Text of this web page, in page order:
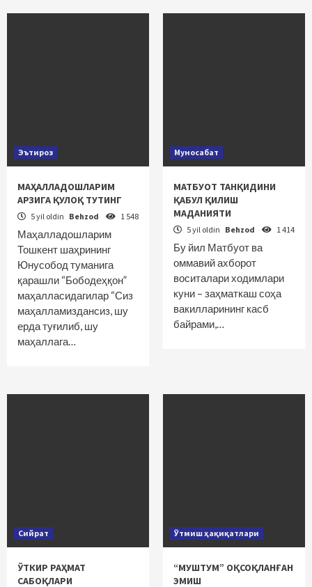
Эътироз
МАҲАЛЛАДОШЛАРИМ
АРЗИГА ҚУЛОҚ ТУТИНГ
5 yil oldin Behzod 1 548
Маҳалладошларим
Тошкент шаҳрининг
Юнусобод туманига
қарашли “Бободеҳқон”
маҳалласидагилар “Сиз
маҳалламиздансиз, шу
ерда туғилиб, шу
маҳаллага…
Муносабат
МАТБУОТ ТАНҚИДИНИ
ҚАБУЛ ҚИЛИШ
МАДАНИЯТИ
5 yil oldin Behzod 1 414
Бу йил Матбуот ва
оммавий ахборот
воситалари ходимлари
куни – заҳматкаш соҳа
вакилларининг касб
байрами,…
Сийрат
ЎТКИР РАҲМАТ
САБОҚЛАРИ
Ўтмиш ҳақиқатлари
“МУШТУМ” ОҚСОҚЛАНҒАН
ЭМИШ